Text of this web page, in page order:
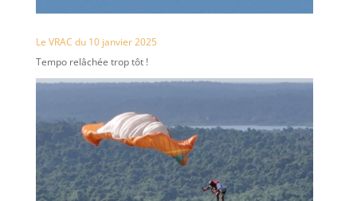
Le VRAC du 10 janvier 2025
Tempo relâchée trop tôt !